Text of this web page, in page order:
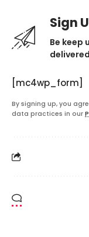
Sign
Be keep
[mc4wp_form]
By signing up, you
data practices in our